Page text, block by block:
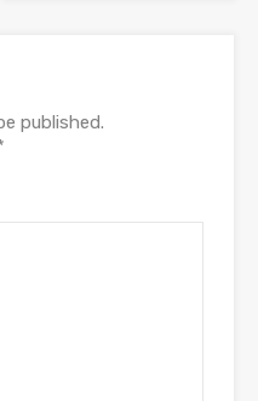
published.